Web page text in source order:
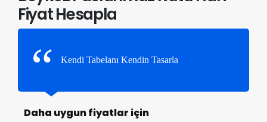
Fiyat Hesapla
Kendi Tabelanı Kendin Tasarla
Daha uygun fiyatlar için